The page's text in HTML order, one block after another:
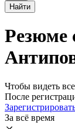
Найти
Резюме
Чтобы видеть
После
За всё время